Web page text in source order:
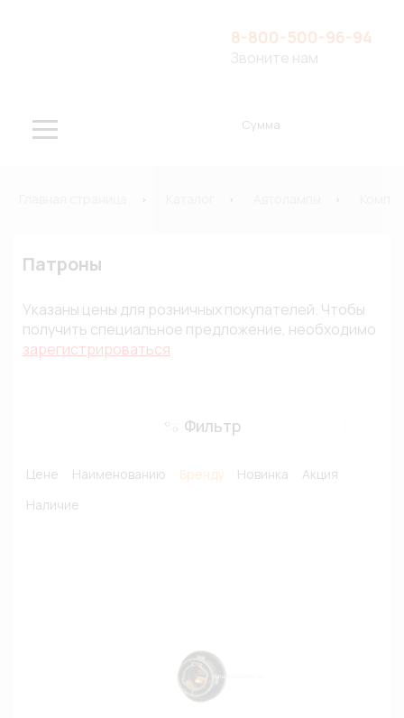
8-800-500-96-94
Звоните нам
Сумма
Патроны
Указаны цены для розничных покупателей. Чтобы
получить специальное предложение, необходимо
зарегистрироваться
Фильтр
Цене Наименованию Бренду Новинка
Акция
Наличие